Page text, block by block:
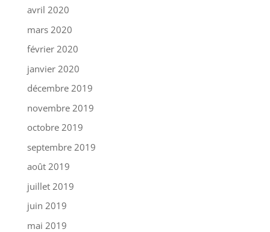
avril 2020
mars 2020
février 2020
janvier 2020
décembre 2019
novembre 2019
octobre 2019
septembre 2019
août 2019
juillet 2019
juin 2019
mai 2019